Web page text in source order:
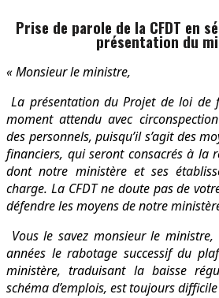
Prise de parole de la CFDT en
présentation du
« Monsieur le ministre,
La présentation du Projet de loi de
moment attendu avec
des personnels, puisqu’il s’agit des
financiers, qui seront consacrés à la
dont notre ministère et ses
charge. La CFDT ne doute pas de
défendre les moyens de notre
Vous le savez monsieur le
années le rabotage successif du
ministère, traduisant la baisse
schéma d’emplois, est toujours